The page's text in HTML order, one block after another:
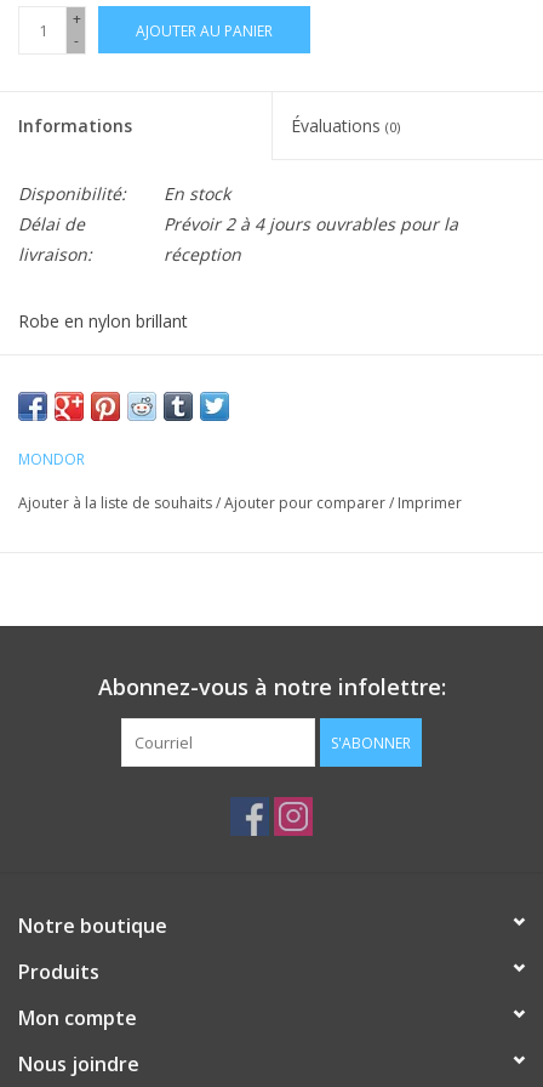
+
-
AJOUTER AU PANIER
Informations Évaluations (0)
Disponibilité:
En stock
Délai de
livraison:
Prévoir 2 à 4 jours ouvrables pour la
réception
Robe en nylon brillant
Orné de cristaux de qualité Swarovski®, de Rhinstones et de
MONDOR
Ajouter à la liste de souhaits/Ajouter pour comparer/ Imprimer
Abonnez-vous à notre infolettre:
S'ABONNER
Notre boutique
Produits
Mon compte
Nous joindre